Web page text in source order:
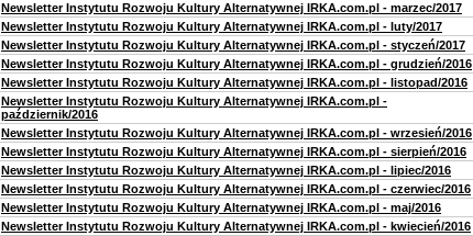
Newsletter Instytutu Rozwoju Kultury Alternatywnej IRKA.com.pl - marzec/2017
Newsletter Instytutu Rozwoju Kultury Alternatywnej IRKA.com.pl - luty/2017
Newsletter Instytutu Rozwoju Kultury Alternatywnej IRKA.com.pl - styczeń/2017
Newsletter Instytutu Rozwoju Kultury Alternatywnej IRKA.com.pl - grudzień/2016
Newsletter Instytutu Rozwoju Kultury Alternatywnej IRKA.com.pl - listopad/2016
Newsletter Instytutu Rozwoju Kultury Alternatywnej IRKA.com.pl -
październik/2016
Newsletter Instytutu Rozwoju Kultury Alternatywnej IRKA.com.pl - wrzesień/2016
Newsletter Instytutu Rozwoju Kultury Alternatywnej IRKA.com.pl - sierpień/2016
Newsletter Instytutu Rozwoju Kultury Alternatywnej IRKA.com.pl - lipiec/2016
Newsletter Instytutu Rozwoju Kultury Alternatywnej IRKA.com.pl - czerwiec/2016
Newsletter Instytutu Rozwoju Kultury Alternatywnej IRKA.com.pl - maj/2016
Newsletter Instytutu Rozwoju Kultury Alternatywnej IRKA.com.pl - kwiecień/2016